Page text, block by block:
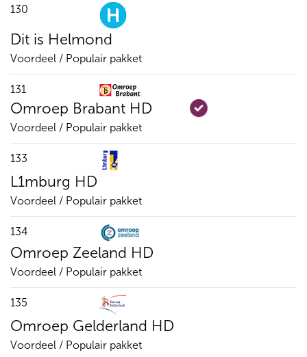
130
Dit is Helmond
Voordeel / Populair pakket
131
Omroep Brabant HD
Voordeel / Populair pakket
133
L1mburg HD
Voordeel / Populair pakket
134
Omroep Zeeland HD
Voordeel / Populair pakket
135
Omroep Gelderland HD
Voordeel / Populair pakket